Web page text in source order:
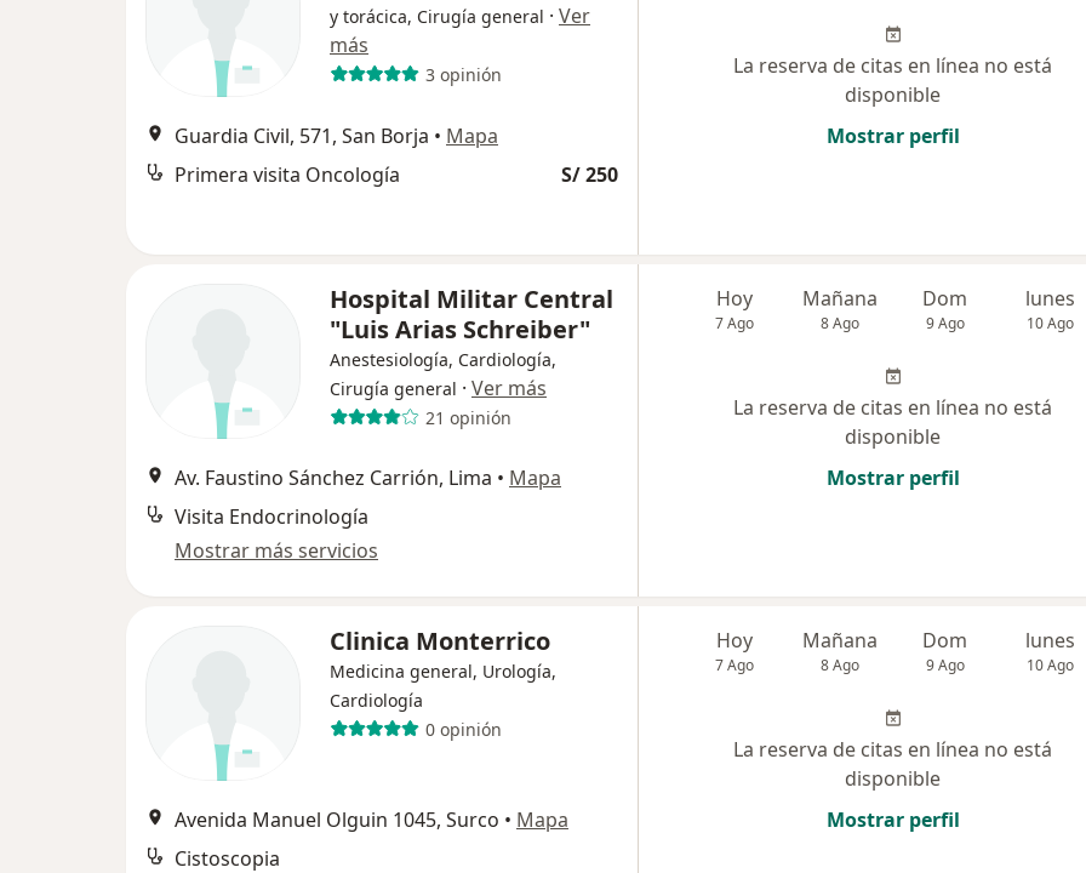
y torácica, Cirugía general · Ver
más
3 opinión
Guardia Civil, 571, San Borja • Mapa
Primera visita Oncología
S/ 250
La reserva de citas en línea no está
disponible
Mostrar perfil
Hospital Militar Central
"Luis Arias Schreiber"
Anestesiología, Cardiología,
Cirugía general · Ver más
21 opinión
Av. Faustino Sánchez Carrión, Lima • Mapa
Visita Endocrinología
Mostrar más servicios
Hoy
7 Ago
Mañana
8 Ago
Dom
9 Ago
lunes
10 Ago
La reserva de citas en línea no está
disponible
Mostrar perfil
Clinica Monterrico
Medicina general, Urología,
Cardiología
0 opinión
Avenida Manuel Olguin 1045, Surco • Mapa
Cistoscopia
Hoy
7 Ago
Mañana
8 Ago
Dom
9 Ago
lunes
10 Ago
La reserva de citas en línea no está
disponible
Mostrar perfil